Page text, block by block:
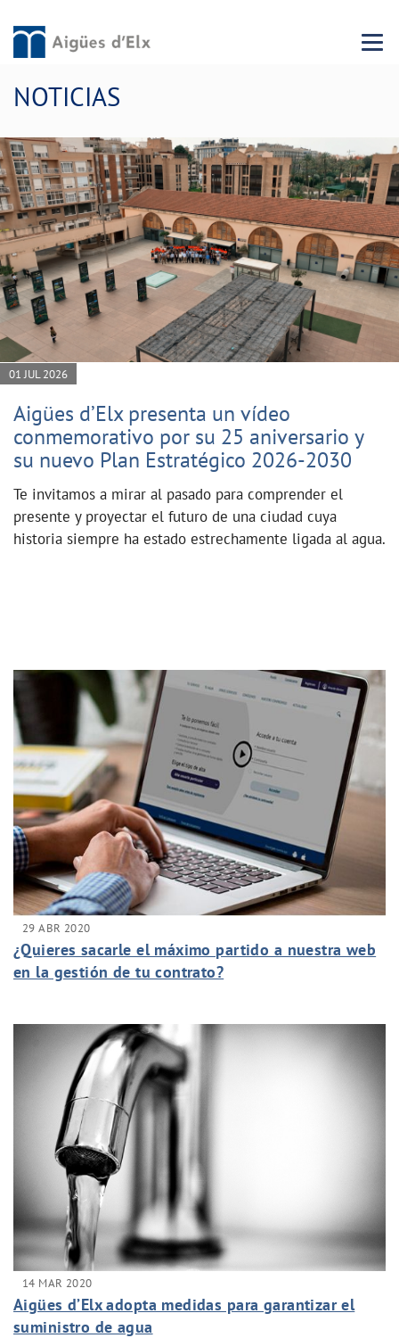
Menu
NOTICIAS
01 JUL 2026
Aigües d’Elx presenta un vídeo
conmemorativo por su 25 aniversario y
su nuevo Plan Estratégico 2026-2030
Te invitamos a mirar al pasado para comprender el
presente y proyectar el futuro de una ciudad cuya
historia siempre ha estado estrechamente ligada al agua.
29 ABR 2020
¿Quieres sacarle el máximo partido a nuestra web
en la gestión de tu contrato?
14 MAR 2020
Aigües d’Elx adopta medidas para garantizar el
suministro de agua